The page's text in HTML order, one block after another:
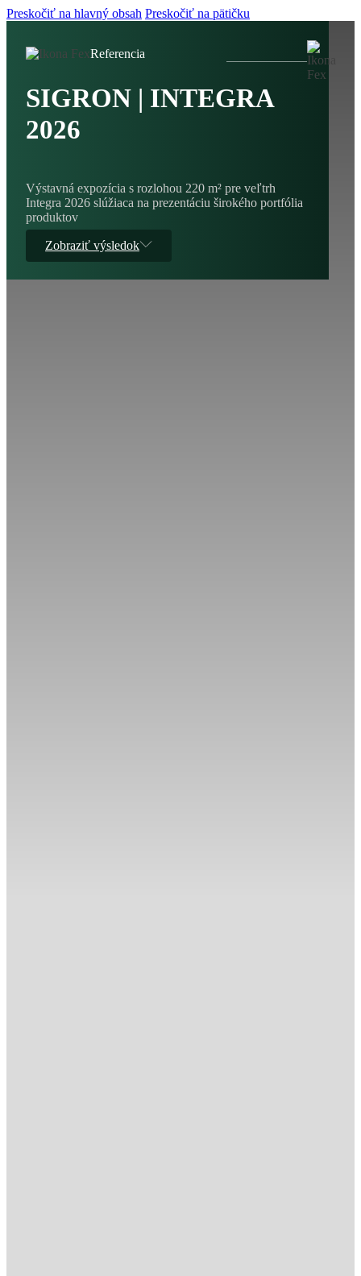
Preskočiť na hlavný obsah Preskočiť na pätičku
Referencia
SIGRON | INTEGRA
2026
Výstavná expozícia s rozlohou 220 m² pre veľtrh
Integra 2026 slúžiaca na prezentáciu širokého portfólia
produktov
Zobraziť výsledok